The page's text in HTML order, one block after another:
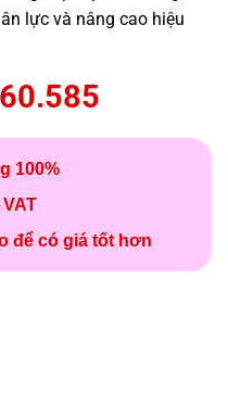
lực và nâng cao hiệu
100%
để có giá tốt hơn